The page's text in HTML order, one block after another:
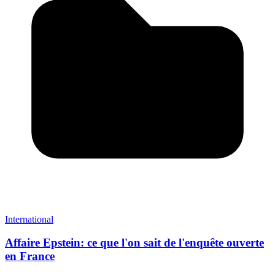
International
Affaire Epstein: ce que l'on sait de l'enquête ouverte
en France